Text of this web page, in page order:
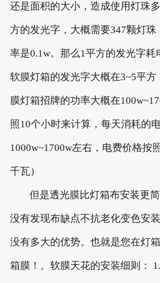
还是面积的大小，造成使用灯珠
方的发光字，大概需要347颗灯
率是0.1w。那么1平方的发光字耗
软膜灯箱的发光字大概在3~5平
膜灯箱招牌的功率大概在
照10个小时来计算，每天消耗的
1000w~1700w左右，电费价格按
千瓦）
但是透光膜比灯箱布安装更
没有发现布缺点不抗老化变色安
没有多大的优势。也就是您在灯
箱膜！。软膜天花的安装细则：